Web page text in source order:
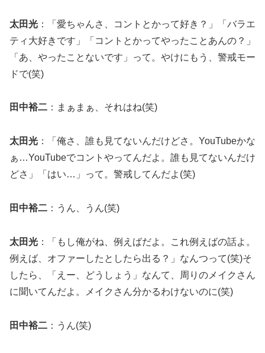
太田光 ：「愛ちゃんさ、コントとかって好き？」「バラエ
ティ大好きです」「コントとかってやったことあんの？」
「あ、やったことないです」って。やけにもう、警戒モー
ドで(笑)
田中裕二 ：まぁまぁ、それはね(笑)
太田光 ：「俺さ、誰も見てないんだけどさ。YouTubeかな
ぁ…YouTubeでコントやってんだよ。誰も見てないんだけ
どさ」「はい…」って。警戒してんだよ(笑)
田中裕二 ：うん、うん(笑)
太田光 ：「もし俺がね、例えばだよ。これ例えばの話よ。
例えば、オファーしたとしたら出る？」なんつって(笑)そ
したら、「えー、どうしょう」なんて、周りのメイクさん
に聞いてんだよ。メイクさん分かるわけないのに(笑)
田中裕二 ：うん(笑)